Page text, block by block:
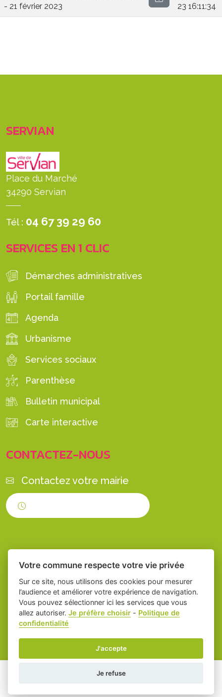
- 21 février 2023
23 16:11:34
SERVIAN
Place du Marché
34290 Servian
Tél : 04 67 39 29 60
SERVICES EN 1 CLIC
Démarches administratives
Portail famille
Agenda
Urbanisme
Services sociaux
Parenthèse
Bulletin municipal
Carte interactive
CONTACTEZ-NOUS
Contactez votre mairie
Place du village la solution web et appli
des collectivités
-
Mentions légales- Gestion des cookies
Votre commune respecte votre vie privée
Sur ce site, nous utilisons des cookies pour mesurer
l’audience et améliorer votre expérience de navigation.
Vous pouvez sélectionner ici les services que vous
allez autoriser.Je préfère choisir - Politique de
confidentialité
J'accepte
Je refuse